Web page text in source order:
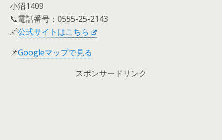
小沼1409
📞電話番号：0555-25-2143
🔗公式サイトはこちら
📌Googleマップで見る
スポンサードリンク